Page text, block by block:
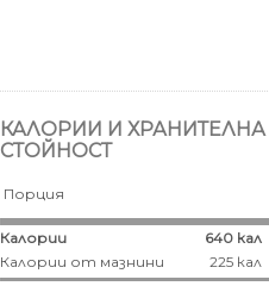
КАЛОРИИ И ХРАНИТЕЛНА
СТОЙНОСТ
Порция
Калории 640 кал
Калории от мазнини
225 кал